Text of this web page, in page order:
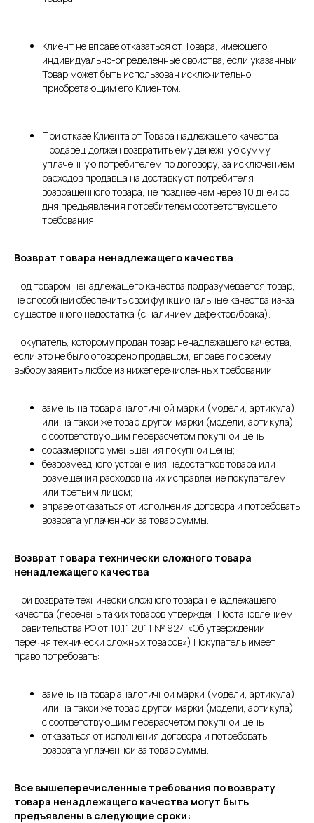
Клиент не вправе отказаться от Товара, имеющего
индивидуально-определенные свойства, если указанный
Товар может быть использован исключительно
приобретающим его Клиентом.
При отказе Клиента от Товара надлежащего качества
Продавец должен возвратить ему денежную сумму,
уплаченную потребителем по договору, за исключением
расходов продавца на доставку от потребителя
возвращенного товара, не позднее чем через 10 дней со
дня предъявления потребителем соответствующего
требования.
Возврат товара ненадлежащего качества
Под товаром ненадлежащего качества подразумевается товар,
не способный обеспечить свои функциональные качества из-за
существенного недостатка (с наличием дефектов/брака).
Покупатель, которому продан товар ненадлежащего качества,
если это не было оговорено продавцом, вправе по своему
выбору заявить любое из нижеперечисленных требований:
замены на товар аналогичной марки (модели, артикула)
или на такой же товар другой марки (модели, артикула)
с соответствующим перерасчетом покупной цены;
соразмерного уменьшения покупной цены;
безвозмездного устранения недостатков товара или
возмещения расходов на их исправление покупателем
или третьим лицом;
вправе отказаться от исполнения договора и потребовать
возврата уплаченной за товар суммы.
Возврат товара технически сложного товара
ненадлежащего качества
При возврате технически сложного товара ненадлежащего
качества (перечень таких товаров утвержден Постановлением
Правительства РФ от 10.11.2011 № 924 «Об утверждении
перечня технически сложных товаров») Покупатель имеет
право потребовать:
замены на товар аналогичной марки (модели, артикула)
или на такой же товар другой марки (модели, артикула)
с соответствующим перерасчетом покупной цены;
отказаться от исполнения договора и потребовать
возврата уплаченной за товар суммы.
Все вышеперечисленные требования по возврату
товара ненадлежащего качества могут быть
предъявлены в следующие сроки: